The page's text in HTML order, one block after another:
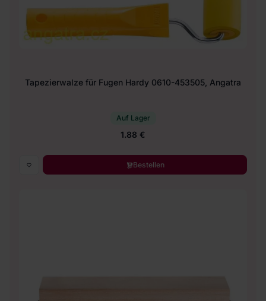
Tapezierwalze für Fugen Hardy 0610-453505, Angatra
Auf Lager
1.88 €
Bestellen